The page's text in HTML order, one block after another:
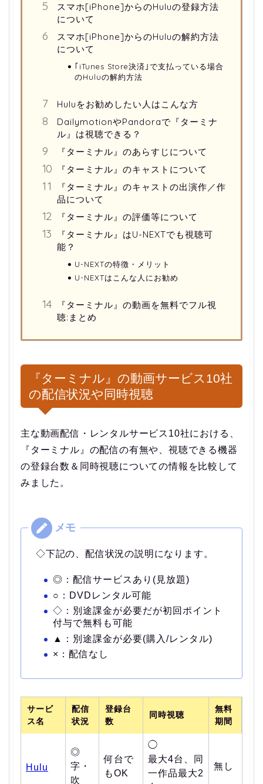
スマホ[iPhone]からのHuluの登録方法
について
スマホ[iPhone]からのHuluの解約方法
について
｢iTunes Store決済｣で支払っている場合
のHuluの解約方法
Huluをお勧めしたい人はこんな方
DailymotionやPandoraで『ターミナ
ル』は視聴できる？
『ターミナル』のあらすじについて
『ターミナル』のキャストについて
『ターミナル』のキャストの出演作／作
品について
『ターミナル』の評価等について
『ターミナル』はU-NEXTでも視聴可
能？
U-NEXTの特徴・メリット
U-NEXTはこんな人にお勧め
『ターミナル』の動画を無料でフル視
聴:まとめ
『ターミナル』の動画サービス10社
の配信状況や同時視聴
主な動画配信・レンタルサービス10社における、
『ターミナル』の配信の有無や、視聴できる機器
の登録台数＆同時視聴についての情報を比較して
みました。
◇下記の、配信状況の説明になります。
◎：配信サービスあり(見放題)
○：DVDレンタル可能
◇：別途課金が必要だが初回ポイント
付与で無料も可能
▲：別途課金が必要(購入/レンタル)
×：配信なし
サービ
ス名
配信
状況
登録台
数
同時視聴
無料
期間
Hulu
◎
字・
吹
何台で
もOK
◯
最大4台、同
一作品最大2
無し